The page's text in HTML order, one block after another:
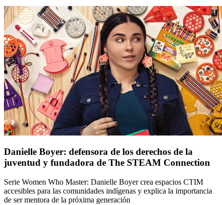
Danielle Boyer: defensora de los derechos de la
juventud y fundadora de The STEAM Connection
Serie Women Who Master: Danielle Boyer crea espacios CTIM
accesibles para las comunidades indígenas y explica la importancia
de ser mentora de la próxima generación